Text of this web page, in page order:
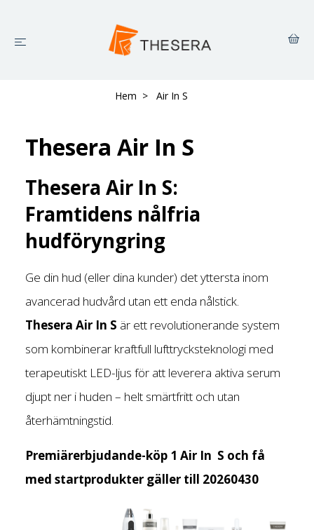
Hem Air In S
Thesera Air In S
Thesera Air In S:
Framtidens nålfria
hudföryngring
Ge din hud (eller dina kunder) det yttersta inom
avancerad hudvård utan ett enda nålstick.
Thesera Air In S är ett revolutionerande system
som kombinerar kraftfull lufttrycksteknologi med
terapeutiskt LED-ljus för att leverera aktiva serum
djupt ner i huden – helt smärtfritt och utan
återhämtningstid.
Premiärerbjudande-köp 1 Air In S och få
med startprodukter gäller till 20260430